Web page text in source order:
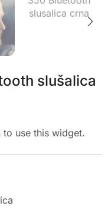
slušalica
to use this widget.